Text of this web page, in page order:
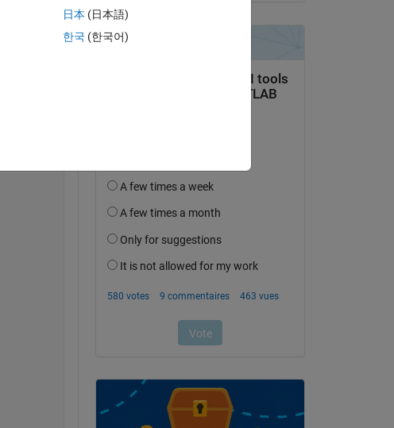
日本 (日本語)
한국 (한국어)